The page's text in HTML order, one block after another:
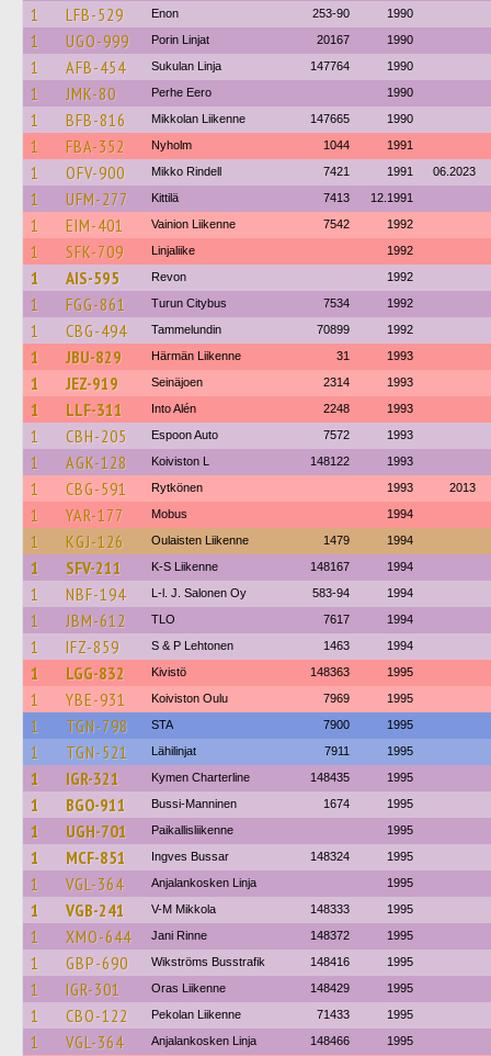
1 LFB-529 Enon 253-90 1990
1 UGO-999 Porin Linjat 20167 1990
1 AFB-454 Sukulan Linja 147764 1990
1 JMK-80 Perhe Eero 1990
1 BFB-816 Mikkolan Liikenne 147665 1990
1 FBA-352 Nyholm 1044 1991
1 OFV-900 Mikko Rindell 7421 1991 06.2023
1 UFM-277 Kittilä 7413 12.1991
1 EIM-401 Vainion Liikenne 7542 1992
1 SFK-709 Linjaliike 1992
1 AIS-595 Revon 1992
1 FGG-861 Turun Citybus 7534 1992
1 CBG-494 Tammelundin 70899 1992
1 JBU-829 Härmän Liikenne 31 1993
1 JEZ-919 Seinäjoen 2314 1993
1 LLF-311 Into Alén 2248 1993
1 CBH-205 Espoon Auto 7572 1993
1 AGK-128 Koiviston L 148122 1993
1 CBG-591 Rytkönen 1993 2013
1 YAR-177 Mobus 1994
1 KGJ-126 Oulaisten Liikenne 1479 1994
1 SFV-211 K-S Liikenne 148167 1994
1 NBF-194 L-l. J. Salonen Oy 583-94 1994
1 JBM-612 TLO 7617 1994
1 IFZ-859 S & P Lehtonen 1463 1994
1 LGG-832 Kivistö 148363 1995
1 YBE-931 Koiviston Oulu 7969 1995
1 TGN-798 STA 7900 1995
1 TGN-521 Lähilinjat 7911 1995
1 IGR-321 Kymen Charterline 148435 1995
1 BGO-911 Bussi-Manninen 1674 1995
1 UGH-701 Paikallisliikenne 1995
1 MCF-851 Ingves Bussar 148324 1995
1 VGL-364 Anjalankosken Linja 1995
1 VGB-241 V-M Mikkola 148333 1995
1 XMO-644 Jani Rinne 148372 1995
1 GBP-690 Wikströms Busstrafik 148416 1995
1 IGR-301 Oras Liikenne 148429 1995
1 CBO-122 Pekolan Liikenne 71433 1995
1 VGL-364 Anjalankosken Linja 148466 1995